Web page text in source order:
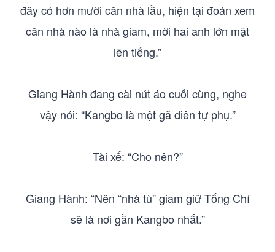
đây có hơn mười căn nhà lầu, hiện tại đoán xem
căn nhà nào là nhà giam, mời hai anh lớn mật
lên tiếng.”
Giang Hành đang cài nút áo cuối cùng, nghe
vậy nói: “Kangbo là một gã điên tự phụ.”
Tài xế: “Cho nên?”
Giang Hành: “Nên “nhà tù” giam giữ Tống Chí
sẽ là nơi gần Kangbo nhất.”